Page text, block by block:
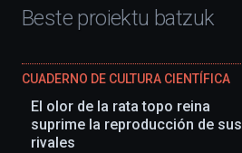
Beste proiektu batzuk
CUADERNO DE CULTURA CIENTÍFICA
El olor de la rata topo reina
suprime la reproducción de sus
rivales